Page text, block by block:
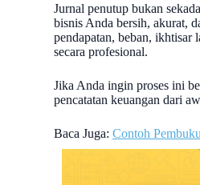
Jurnal penutup bukan
bisnis Anda bersih, akurat,
pendapatan, beban,
secara profesional.
Jika Anda ingin proses ini
pencatatan keuangan dari
Baca Juga: Contoh